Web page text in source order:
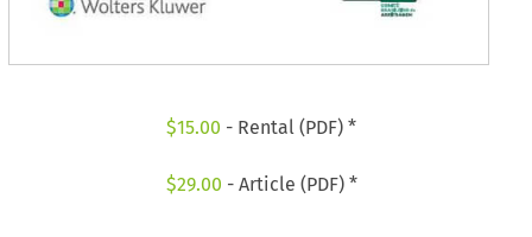
$15.00 - Rental (PDF) *
$29.00 - Article (PDF) *